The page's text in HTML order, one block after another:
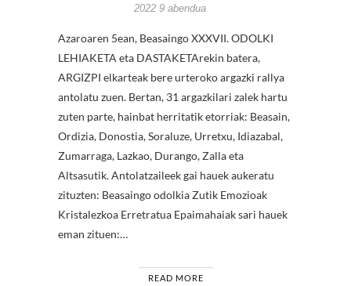
2022 9 abendua
Azaroaren 5ean, Beasaingo XXXVII. ODOLKI
LEHIAKETA eta DASTAKETArekin batera,
ARGIZPI elkarteak bere urteroko argazki rallya
antolatu zuen. Bertan, 31 argazkilari zalek hartu
zuten parte, hainbat herritatik etorriak: Beasain,
Ordizia, Donostia, Soraluze, Urretxu, Idiazabal,
Zumarraga, Lazkao, Durango, Zalla eta
Altsasutik. Antolatzaileek gai hauek aukeratu
zituzten: Beasaingo odolkia Zutik Emozioak
Kristalezkoa Erretratua Epaimahaiak sari hauek
eman zituen:…
READ MORE